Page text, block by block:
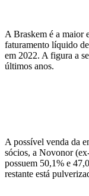
A Braskem é a maior
faturamento líquido
em 2022. A figura a
últimos anos.
A possível venda da
sócios, a Novonor
possuem 50,1% e
restante está